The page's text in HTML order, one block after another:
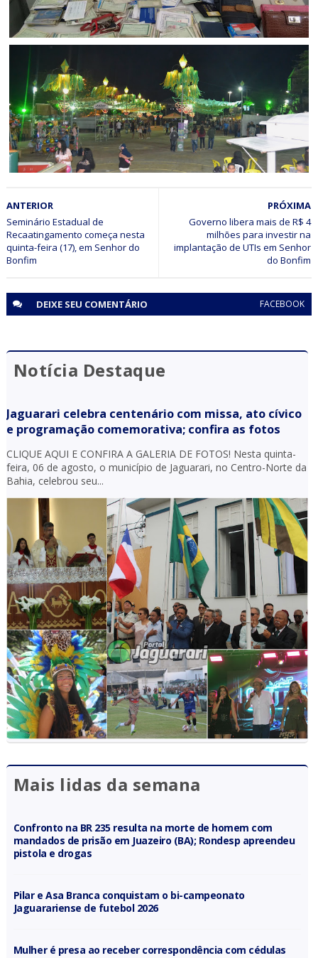
DOCUMENTOS RECUPERADOS NO PERÍODO JUNINO EM SR.
DO BONFIM
Prefeitura de Jaguarari realizou durante o final de
semana o São João 2018
PRÓXIMA
Governo libera mais de R$ 4
milhões para investir na
implantação de UTIs em Senhor
do Bonfim
ANTERIOR
Seminário Estadual de
Recaatingamento começa nesta
quinta-feira (17), em Senhor do
Bonfim
DEIXE SEU COMENTÁRIO FACEBOOK
Notícia Destaque
Jaguarari celebra centenário com missa, ato cívico
e programação comemorativa; confira as fotos
CLIQUE AQUI E CONFIRA A GALERIA DE FOTOS! Nesta quinta-
feira, 06 de agosto, o município de Jaguarari, no Centro-Norte da
Bahia, celebrou seu...
Mais lidas da semana
Confronto na BR 235 resulta na morte de homem com
mandados de prisão em Juazeiro (BA); Rondesp apreendeu
pistola e drogas
Pilar e Asa Branca conquistam o bi-campeonato
Jaguarariense de futebol 2026
Mulher é presa ao receber correspondência com cédulas